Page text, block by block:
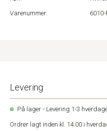
Varenummer:
6010-
Levering
På lager - Levering 1-3
Ordrer lagt inden kl. 14.00 i